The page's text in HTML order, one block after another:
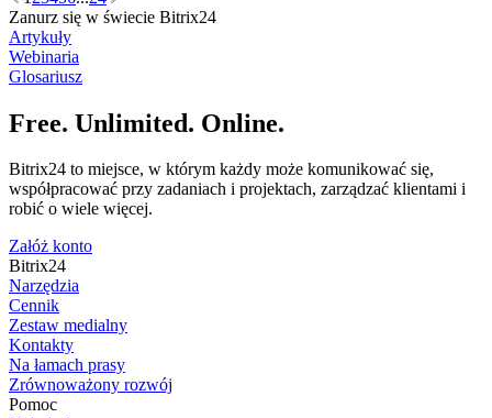
Zanurz się w świecie Bitrix24
Artykuły
Webinaria
Glosariusz
Free. Unlimited. Online.
Bitrix24 to miejsce, w którym każdy może komunikować się,
współpracować przy zadaniach i projektach, zarządzać klientami i
robić o wiele więcej.
Załóż konto
Bitrix24
Narzędzia
Cennik
Zestaw medialny
Kontakty
Na łamach prasy
Zrównoważony rozwój
Pomoc